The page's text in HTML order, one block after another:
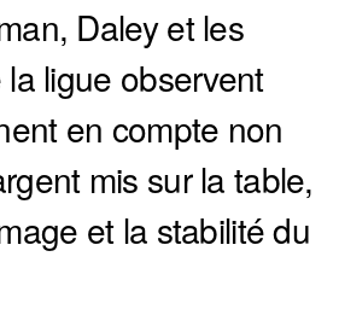
Daley et les
ligue observent
en compte non
mis sur la table,
et la stabilité du